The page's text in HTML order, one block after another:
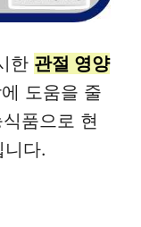
한 관절 영양
도움을 줄
품으로 현
다.